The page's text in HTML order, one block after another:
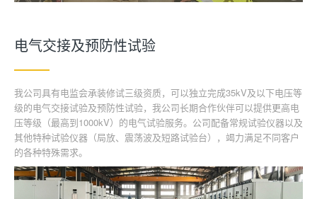
电气交接及预防性试验
我公司具有电监会承装修试三级资质，可以独立完成35kV及以下电压等
级的电气交接试验及预防性试验，我公司长期合作伙伴可以提供更高电
压等级（最高到1000kV）的电气试验服务。公司配备常规试验仪器以及
其他特种试验仪器（局放、震荡波及短路试验台），竭力满足不同客户
的各种特殊需求。